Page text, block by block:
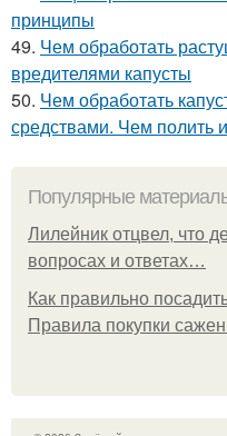
принципы
49. Чем обработать
вредителями капусты
50. Чем обработать
средствами. Чем полить
Популярные
Лилейник отцвел, что
вопросах и ответах…
Как правильно
Правила покупки